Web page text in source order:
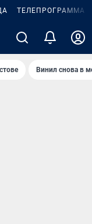
ТЕЛЕПРОГРАММА
Винил снова в